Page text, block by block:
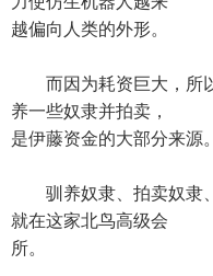
越偏向人类的外形。
而因为耗资巨大，所以
养一些奴隶并拍卖，
是伊藤资金的大部分来源。
驯养奴隶、拍卖奴隶、
就在这家北鸟高级会
所。